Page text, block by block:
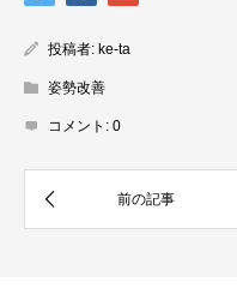
投稿者: ke-ta
姿勢改善
コメント: 0